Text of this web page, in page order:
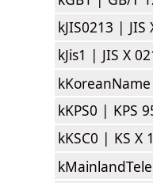
kJIS0213 | JIS
kJis1 | JIS X
kKPS0 | KPS
kKSC0 | KS X